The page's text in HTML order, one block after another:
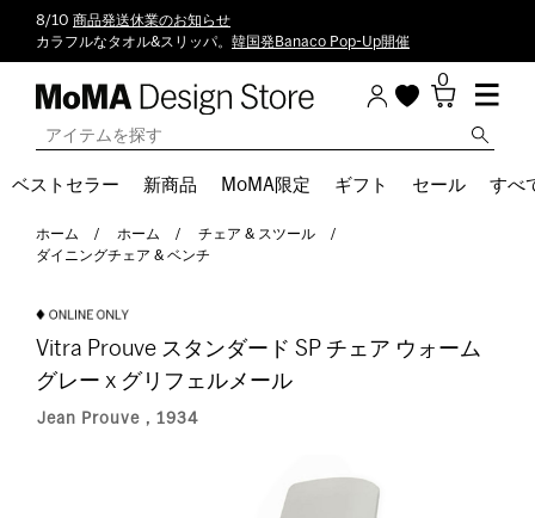
8/10 商品発送休業のお知らせ
カラフルなタオル&スリッパ。 韓国発Banaco Pop-Up開催
0
ベストセラー 新商品 MoMA限定 ギフト セール すべ
ホーム ホーム
チェア & スツール
ダイニングチェア & ベンチ
Vitra Prouve スタンダード SP チェア ウォーム
グレー x グリフェルメール
Jean Prouve，1934